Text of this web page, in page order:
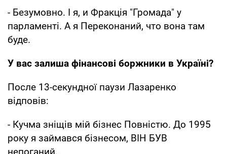
- Безумовно. І я, и Фракція "Громада" у
парламенті. А я Переконаний, что вона там
буде.
У вас залиша фінансові боржники в Україні?
После 13-секундної паузи Лазаренко
відповів:
- Кучма зніщів мій бізнес Повністю. До 1995
року я займався бізнесом, ВІН БУВ
непоганий.